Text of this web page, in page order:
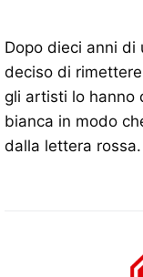
Dopo dieci anni di
deciso di
gli artisti lo hanno
bianca in modo
dalla lettera rossa.